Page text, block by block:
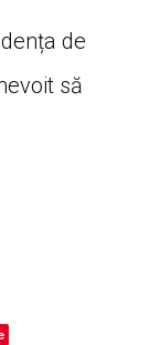
de
să